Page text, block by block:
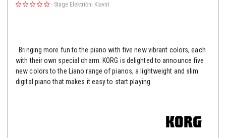
- Stage Električni Klaviri
Bringing more fun to the piano with five new vibrant colors, each
with their own special charm. KORG is delighted to announce five
new colors to the Liano range of pianos, a lightweight and slim
digital piano that makes it easy to start playing.